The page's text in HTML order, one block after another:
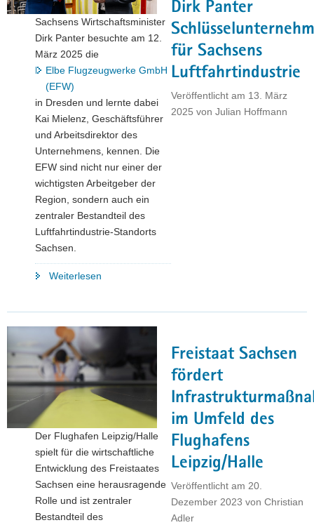
a
Dirk Panter
für Sachsens
Luftfahrtindustrie
Veröffentlicht am 13. März
2025 von Julian Hoffmann
Sachsens Wirtschaftsminister
Dirk Panter besuchte am 12.
März 2025 die
Elbe Flugzeugwerke GmbH
(EFW)
in Dresden und lernte dabei
Kai Mielenz, Geschäftsführer
und Arbeitsdirektor des
Unternehmens, kennen. Die
EFW sind nicht nur einer der
wichtigsten Arbeitgeber der
Region, sondern auch ein
zentraler Bestandteil des
Luftfahrtindustrie-Standorts
Sachsen.
Weiterlesen
Dirk
Schlüsselunternehmen
für
Sachsens
Luftfahrtindustrie"
Freistaat Sachsen
fördert
im Umfeld des
Flughafens
Leipzig/Halle
Veröffentlicht am 20.
Dezember 2023 von Christian
Adler
Der Flughafen Leipzig/Halle
spielt für die wirtschaftliche
Entwicklung des Freistaates
Sachsen eine herausragende
Rolle und ist zentraler
Bestandteil des